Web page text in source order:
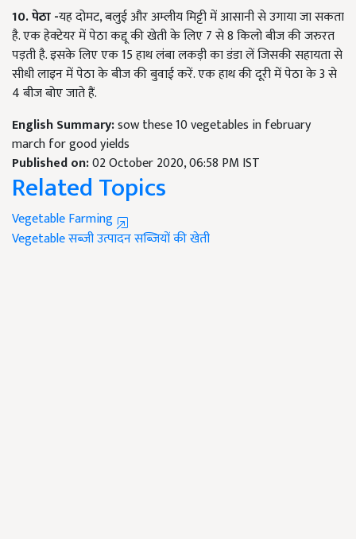
10. पेठा -यह दोमट, बलुई और अम्लीय मिट्टी में आसानी से उगाया जा सकता
है. एक हेक्टेयर में पेठा कद्दू की खेती के लिए 7 से 8 किलो बीज की जरुरत
पड़ती है. इसके लिए एक 15 हाथ लंबा लकड़ी का डंडा लें जिसकी सहायता से
सीधी लाइन में पेठा के बीज की बुवाई करें. एक हाथ की दूरी में पेठा के 3 से
4 बीज बोए जाते हैं.
English Summary:sow these 10 vegetables in february
march for good yields
Published on:02 October 2020, 06:58 PM IST
Related Topics
Vegetable Farming
Vegetableसब्जी उत्पादनसब्जियों की खेती